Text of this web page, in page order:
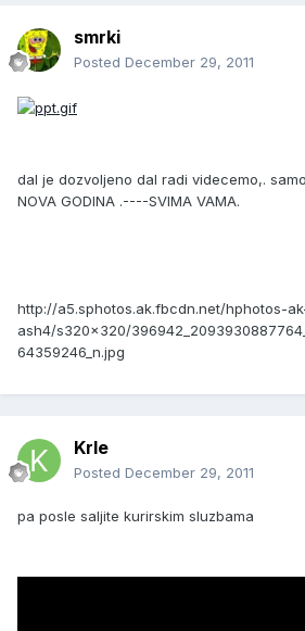
smrki
Posted December 29, 2011
dal je dozvoljeno dal radi videcemo,.
NOVA GODINA .----SVIMA VAMA.
http://a5.sphotos.ak.fbcdn.net/hphotos-
ash4/s320x320/
64359246_n.jpg
Krle
Posted December 29, 2011
pa posle saljite kurirskim sluzbama